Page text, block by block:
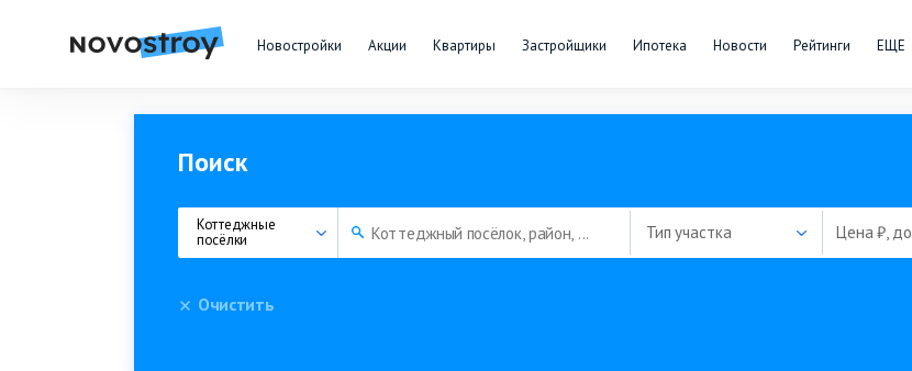
Новостройки Акции Квартиры Застройщики Ипотека Новости Рейтинги ЕЩЕ
Поиск
Коттеджные
посёлки
Тип участка Цена ₽, до
Очистить